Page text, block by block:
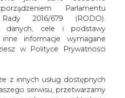
Administratora Twoich
a także cele i podstawy
inne niezbędne informacje
znajdziesz w Polityce
linkiem (
tym linkiem
różnych usług mogą
celach, na różnych
do Rzeczpospolitej
#RYNEK
narzędzi sztucznej inteligencji.